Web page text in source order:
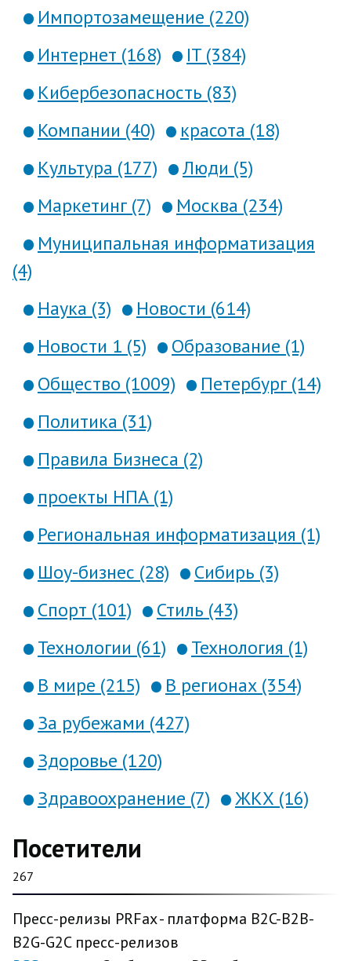
Импортозамещение (220)
Интернет (168)
IT (384)
Кибербезопасность (83)
Компании (40)
красота (18)
Культура (177)
Люди (5)
Маркетинг (7)
Москва (234)
Муниципальная информатизация
(4)
Наука (3)
Новости (614)
Новости 1 (5)
Образование (1)
Общество (1009)
Петербург (14)
Политика (31)
Правила Бизнеса (2)
проекты НПА (1)
Региональная информатизация (1)
Шоу-бизнес (28)
Сибирь (3)
Спорт (101)
Стиль (43)
Технологии (61)
Технология (1)
В мире (215)
В регионах (354)
За рубежами (427)
Здоровье (120)
Здравоохранение (7)
ЖКХ (16)
Посетители
267
Пресс-релизы PRFax - платформа B2C-B2B-
B2G-G2C пресс-релизов